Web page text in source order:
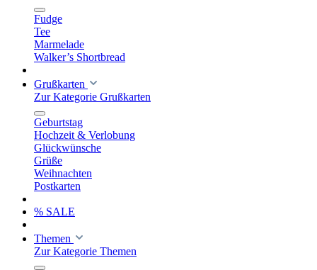
Fudge
Tee
Marmelade
Walker’s Shortbread
Grußkarten
Zur Kategorie Grußkarten
Geburtstag
Hochzeit & Verlobung
Glückwünsche
Grüße
Weihnachten
Postkarten
% SALE
Themen
Zur Kategorie Themen